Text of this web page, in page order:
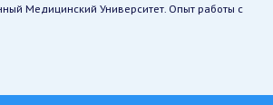
Медицинский Университет. Опыт работы с